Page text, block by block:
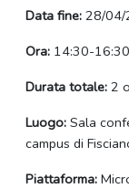
Data fine: 28/04/
Ora: 14:30-16:30
Durata totale: 2
Luogo: Sala
campus di
Piattaforma: